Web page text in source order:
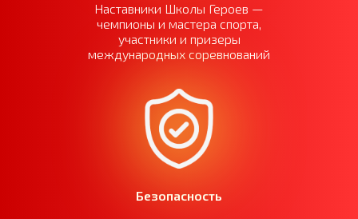
Наставники Школы Героев —
чемпионы и мастера спорта,
участники и призеры
международных соревнований
Безопасность